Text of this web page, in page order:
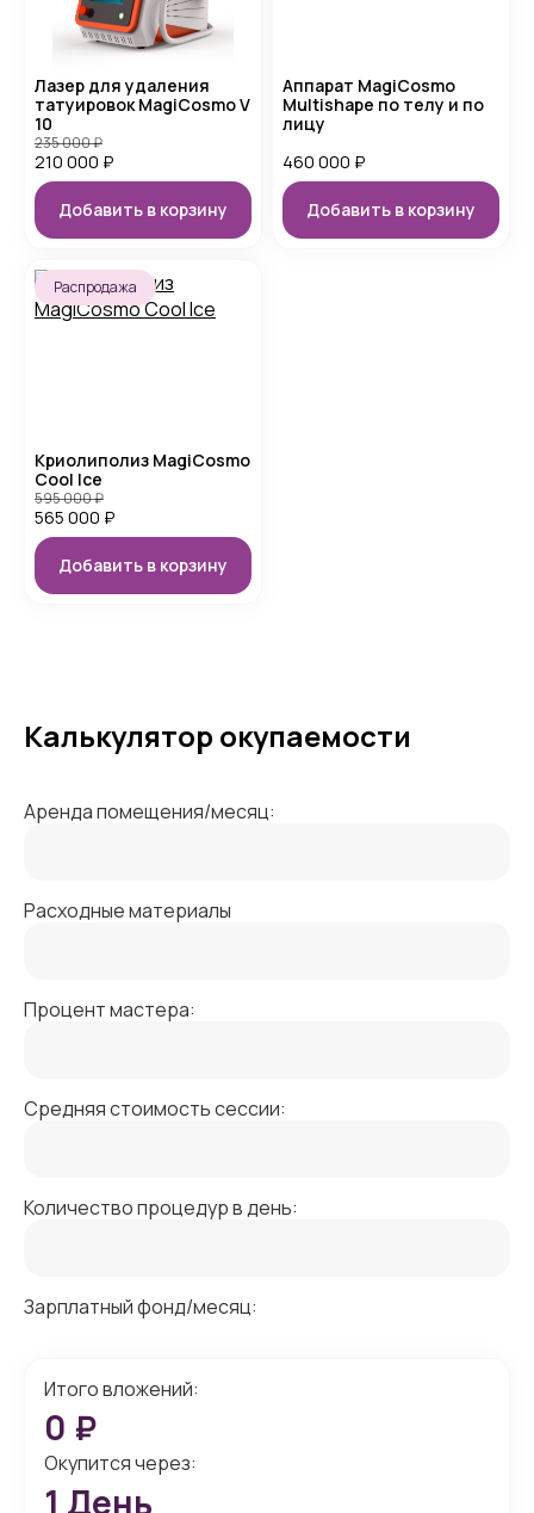
Лазер для удаления
татуировок MagiCosmo V
10
210 000 ₽
235 000₽
Добавить в корзину
Аппарат MagiCosmo
Multishape по телу и по
лицу
460 000 ₽
Добавить в корзину
Распродажа
Криолиполиз MagiCosmo
Cool Ice
565 000 ₽
595 000₽
Добавить в корзину
Калькулятор окупаемости
Аренда помещения/месяц:
Расходные материалы
Процент мастера:
Средняя стоимость сессии:
Количество процедур в день:
Зарплатный фонд/месяц:
Итого вложений:
0 ₽
Окупится через:
1 День